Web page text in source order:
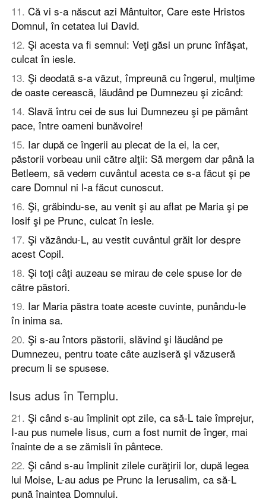
11. Că vi s-a născut azi Mântuitor, Care este Hristos
Domnul, în cetatea lui David.
12. Şi acesta va fi semnul: Veţi găsi un prunc înfăşat,
culcat în iesle.
13. Şi deodată s-a văzut, împreună cu îngerul, mulţime
de oaste cerească, lăudând pe Dumnezeu şi zicând:
14. Slavă întru cei de sus lui Dumnezeu şi pe pământ
pace, între oameni bunăvoire!
15. Iar după ce îngerii au plecat de la ei, la cer,
păstorii vorbeau unii către alţii: Să mergem dar până la
Betleem, să vedem cuvântul acesta ce s-a făcut şi pe
care Domnul ni l-a făcut cunoscut.
16. Şi, grăbindu-se, au venit şi au aflat pe Maria şi pe
Iosif şi pe Prunc, culcat în iesle.
17. Şi văzându-L, au vestit cuvântul grăit lor despre
acest Copil.
18. Şi toţi câţi auzeau se mirau de cele spuse lor de
către păstori.
19. Iar Maria păstra toate aceste cuvinte, punându-le
în inima sa.
20. Şi s-au întors păstorii, slăvind şi lăudând pe
Dumnezeu, pentru toate câte auziseră şi văzuseră
precum li se spusese.
Isus adus în Templu.
21. Şi când s-au împlinit opt zile, ca să-L taie împrejur,
I-au pus numele Iisus, cum a fost numit de înger, mai
înainte de a se zămisli în pântece.
22. Şi când s-au împlinit zilele curăţirii lor, după legea
lui Moise, L-au adus pe Prunc la Ierusalim, ca să-L
pună înaintea Domnului.